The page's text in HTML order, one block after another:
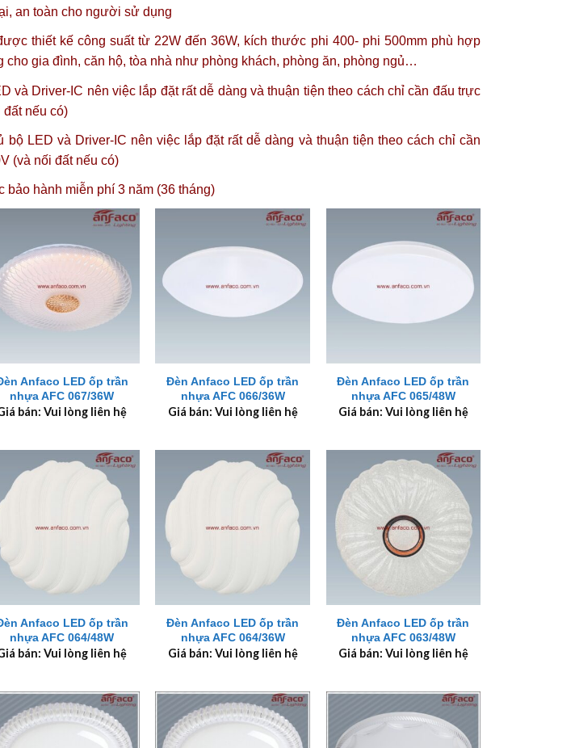
an toàn cho người sử dụng
thiết kế công suất từ 22W đến 36W, kích thước phi 400- phi 500mm phù hợp
cho gia đình, căn hộ, tòa nhà như phòng khách, phòng ăn, phòng ngủ…
và Driver-IC nên việc lắp đặt rất dễ dàng và thuận tiện theo cách chỉ cần đấu trực
nếu có)
bộ LED và Driver-IC nên việc lắp đặt rất dễ dàng và thuận tiện theo cách chỉ cần
(và nối đất nếu có)
bảo hành miễn phí 3 năm (36 tháng)
Anfaco LED ốp trần
nhựa AFC 067/36W
bán: Vui lòng liên hệ
Đèn Anfaco LED ốp trần
nhựa AFC 066/36W
Giá bán: Vui lòng liên hệ
Đèn Anfaco LED ốp trần
nhựa AFC 065/48W
Giá bán: Vui lòng liên hệ
Anfaco LED ốp trần
nhựa AFC 064/48W
bán: Vui lòng liên hệ
Đèn Anfaco LED ốp trần
nhựa AFC 064/36W
Giá bán: Vui lòng liên hệ
Đèn Anfaco LED ốp trần
nhựa AFC 063/48W
Giá bán: Vui lòng liên hệ